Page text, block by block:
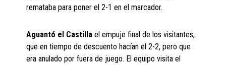
remataba para poner el 2-1 en el marcador.
Aguantó el Castilla el empuje final de los visitantes,
que en tiempo de descuento hacían el 2-2, pero que
era anulado por fuera de juego. El equipo visita el